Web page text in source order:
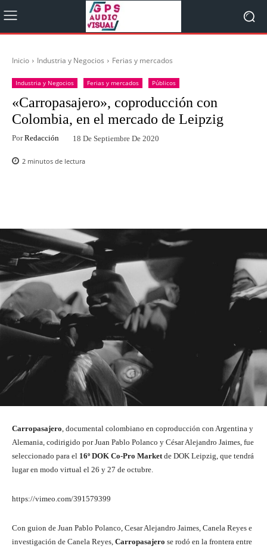
Inicio Industria y Negocios Ferias y mercados
Industria y Negocios Ferias y mercados Públicos
«Carropasajero», coproducción con
Colombia, en el mercado de Leipzig
Por Redacción 18 De Septiembre De 2020
2 minutos de lectura
Carropasajero, documental colombiano en coproducción con Argentina y
Alemania, codirigido por Juan Pablo Polanco y César Alejandro Jaimes, fue
seleccionado para el 16º DOK Co-Pro Marketde DOK Leipzig, que tendrá
lugar en modo virtual el 26 y 27 de octubre.
https://vimeo.com/391579399
Con guion de Juan Pablo Polanco, Cesar Alejandro Jaimes, Canela Reyes e
investigación de Canela Reyes, Carropasajero se rodó en la frontera entre